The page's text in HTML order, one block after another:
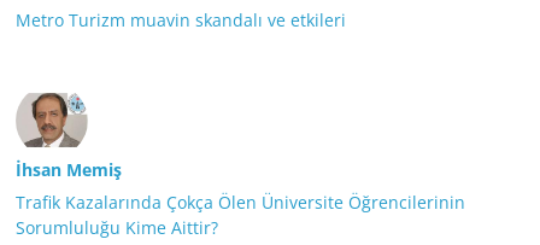
Metro Turizm muavin skandalı ve etkileri
İhsan Memiş
Trafik Kazalarında Çokça Ölen Üniversite Öğrencilerinin
Sorumluluğu Kime Aittir?